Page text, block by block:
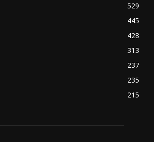
529
445
428
313
237
235
215